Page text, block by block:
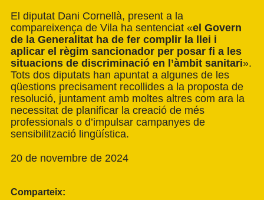
El diputat Dani Cornellà, present a la
compareixença de Vila ha sentenciat «el Govern
de la Generalitat ha de fer complir la llei i
aplicar el règim sancionador per posar fi a les
situacions de discriminació en l’àmbit sanitari».
Tots dos diputats han apuntat a algunes de les
qüestions precisament recollides a la proposta de
resolució, juntament amb moltes altres com ara la
necessitat de planificar la creació de més
professionals o d’impulsar campanyes de
sensibilització lingüística.
20 de novembre de 2024
Comparteix: